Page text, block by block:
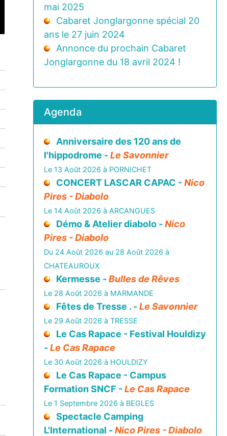
mai 2025
Cabaret Jonglargonne spécial 20
ans le 27 juin 2024
Annonce du prochain Cabaret
Jonglargonne du 18 avril 2024 !
Agenda
Anniversaire des 120 ans de
l'hippodrome -Le Savonnier
Le 13 Août 2026 à PORNICHET
CONCERT LASCAR CAPAC -Nico
Pires - Diabolo
Le 14 Août 2026 à ARCANGUES
Démo & Atelier diabolo -Nico
Pires - Diabolo
Du 24 Août 2026 au 28 Août 2026 à
CHATEAUROUX
Kermesse -Bulles de Rêves
Le 28 Août 2026 à MARMANDE
Fêtes de Tresse . -Le Savonnier
Le 29 Août 2026 à TRESSE
Le Cas Rapace - Festival Houldizy
-Le Cas Rapace
Le 30 Août 2026 à HOULDIZY
Le Cas Rapace - Campus
Formation SNCF -Le Cas Rapace
Le 1 Septembre 2026 à BEGLES
Spectacle Camping
L'International -Nico Pires - Diabolo